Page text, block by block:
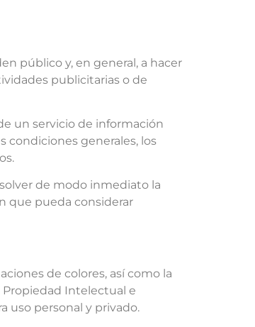
público y, en general, a hacer
publicitarias o de
un servicio de información
condiciones generales, los
de modo inmediato la
que pueda considerar
de colores, así como la
Intelectual e
uso personal y privado.